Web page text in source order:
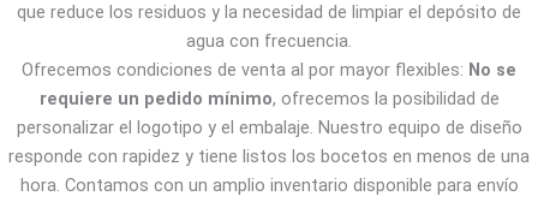
que reduce los residuos y la necesidad de limpiar el depósito de
agua con frecuencia.
Ofrecemos condiciones de venta al por mayor flexibles: No se
requiere un pedido mínimo, ofrecemos la posibilidad de
personalizar el logotipo y el embalaje. Nuestro equipo de diseño
responde con rapidez y tiene listos los bocetos en menos de una
hora. Contamos con un amplio inventario disponible para envío